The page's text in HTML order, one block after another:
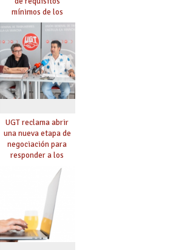
mínimos de los
centros educativos y
exige al Ministerio
que los compromisos
se materialicen con
la mayor agilidad
posible
UGT reclama abrir
una nueva etapa de
negociación para
responder a los
nuevos desafíos de la
educación